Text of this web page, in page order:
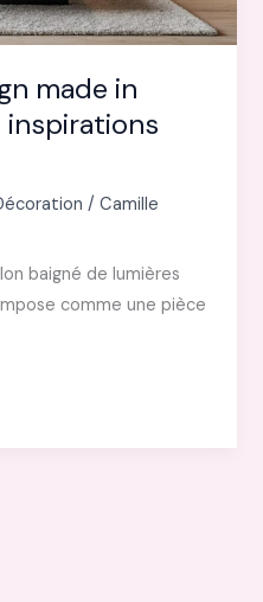
made in
inspirations
/Camille
baigné de lumières
comme une pièce